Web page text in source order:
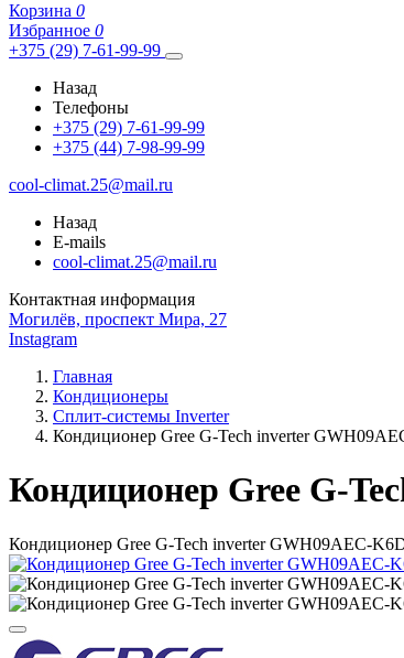
Корзина 0
Избранное 0
+375 (29) 7-61-99-99
Назад
Телефоны
+375 (29) 7-61-99-99
+375 (44) 7-98-99-99
cool-climat.25@mail.ru
Назад
E-mails
cool-climat.25@mail.ru
Контактная информация
Могилёв, проспект Мира, 27
Instagram
Главная
Кондиционеры
Сплит-системы Inverter
Кондиционер Gree G-Tech inverter
Кондиционер Gree G-
Кондиционер Gree G-Tech inverter GWH09AEC-